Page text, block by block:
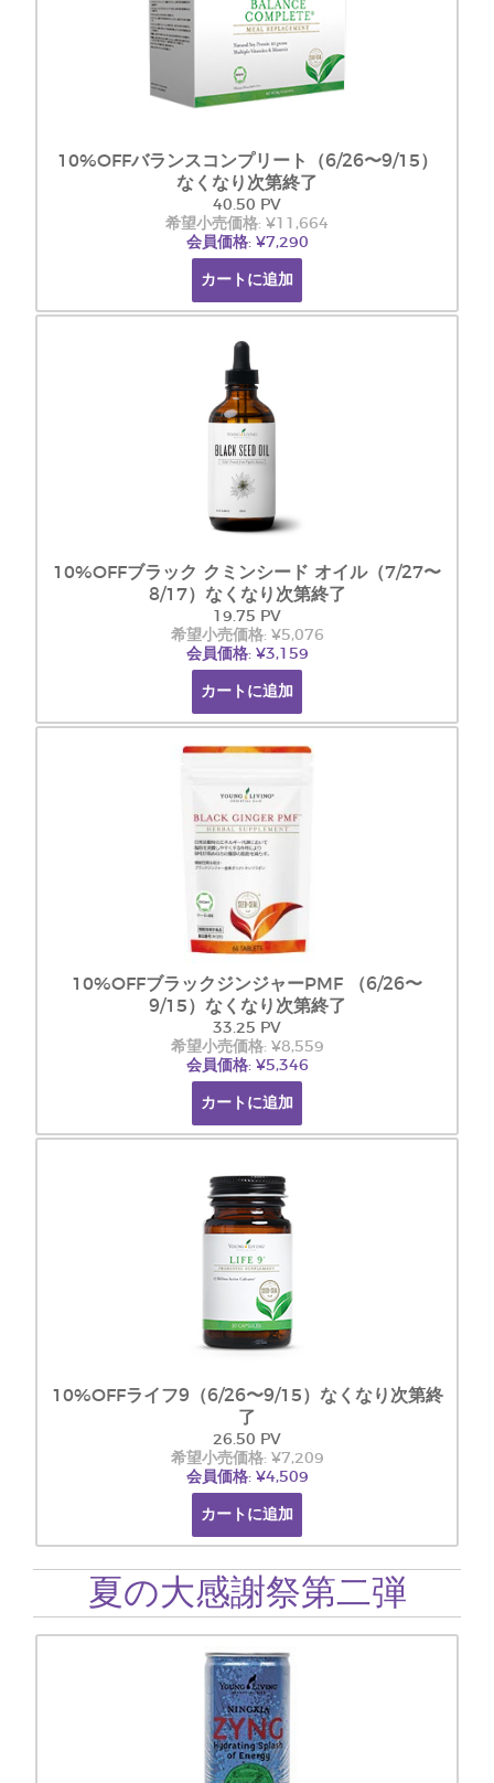
10%OFFバランスコンプリート（6/26〜9/15）
なくなり次第終了
40.50 PV
希望小売価格: ¥11,664
会員価格: ¥7,290
カートに追加
10%OFFブラック クミンシード オイル（7/27〜
8/17）なくなり次第終了
19.75 PV
希望小売価格: ¥5,076
会員価格: ¥3,159
カートに追加
10%OFFブラックジンジャーPMF （6/26〜
9/15）なくなり次第終了
33.25 PV
希望小売価格: ¥8,559
会員価格: ¥5,346
カートに追加
10%OFFライフ9（6/26〜9/15）なくなり次第終
了
26.50 PV
希望小売価格: ¥7,209
会員価格: ¥4,509
カートに追加
夏の大感謝祭第二弾